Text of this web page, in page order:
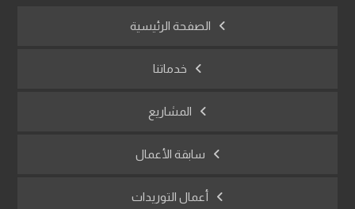
الصفحة الرئيسية
خدماتنا
المشاريع
سابقة الأعمال
أعمال التوريدات